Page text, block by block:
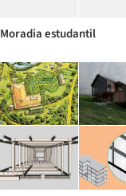
Moradia estudantil